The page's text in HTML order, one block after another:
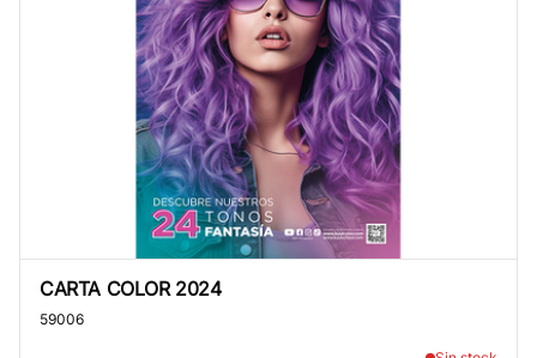
CARTA COLOR 2024
59006